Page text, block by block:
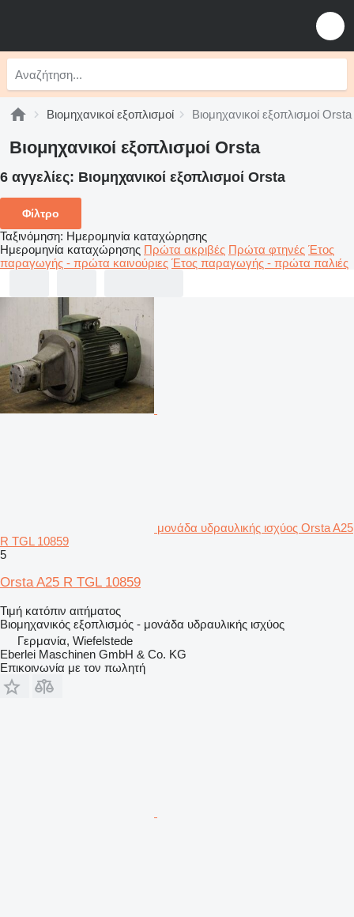
Βιομηχανικοί εξοπλισμοί Βιομηχανικοί εξοπλισμοί Orsta
Βιομηχανικοί εξοπλισμοί Orsta
6 αγγελίες: Βιομηχανικοί εξοπλισμοί Orsta
Φίλτρο
Ταξινόμηση: Ημερομηνία καταχώρησης
Ημερομηνία καταχώρησης Πρώτα ακριβές Πρώτα φτηνές Έτος
παραγωγής - πρώτα καινούριες Έτος παραγωγής - πρώτα παλιές
μονάδα υδραυλικής ισχύος Orsta A25
R TGL 10859
5
Orsta A25 R TGL 10859
Τιμή κατόπιν αιτήματος
Βιομηχανικός εξοπλισμός - μονάδα υδραυλικής ισχύος
Γερμανία, Wiefelstede
Eberlei Maschinen GmbH & Co. KG
Επικοινωνία με τον πωλητή